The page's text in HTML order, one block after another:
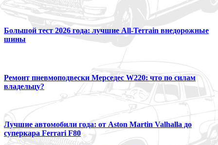
Большой тест 2026 года: лучшие All-Terrain внедорожные
шины
Ремонт пневмоподвески Мерседес W220: что по силам
владельцу?
Лучшие автомобили года: от Aston Martin Valhalla до
суперкара Ferrari F80